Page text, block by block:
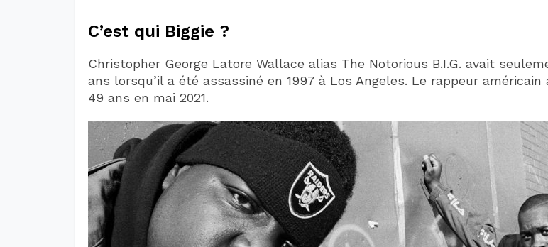
C’est qui Biggie ?
Christopher George Latore Wallace alias The Notorious B.I.G. avait
ans lorsqu’il a été assassiné en 1997 à Los Angeles. Le rappeur américain
49 ans en mai 2021.